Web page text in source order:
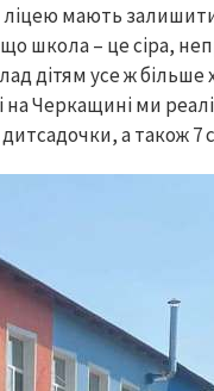
ліцею мають
школа – це сіра,
дітям усе ж
Черкащині ми
а також 7